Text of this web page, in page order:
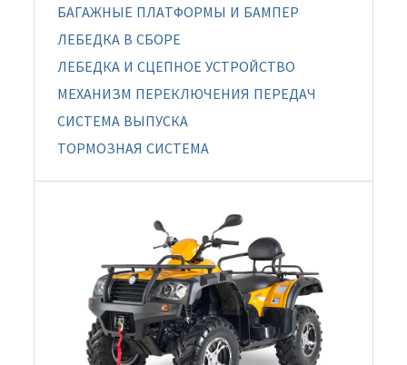
БАГАЖНЫЕ ПЛАТФОРМЫ И БАМПЕР
ЛЕБЕДКА В СБОРЕ
ЛЕБЕДКА И СЦЕПНОЕ УСТРОЙСТВО
МЕХАНИЗМ ПЕРЕКЛЮЧЕНИЯ ПЕРЕДАЧ
СИСТЕМА ВЫПУСКА
ТОРМОЗНАЯ СИСТЕМА